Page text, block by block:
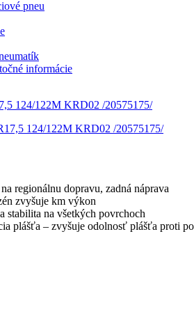
pneu
informácie
124/122M KRD02 /20575175/
regionálnu dopravu, zadná náprava
zvyšuje km výkon
stabilita na všetkých povrchoch
plášťa – zvyšuje odolnosť plášťa proti